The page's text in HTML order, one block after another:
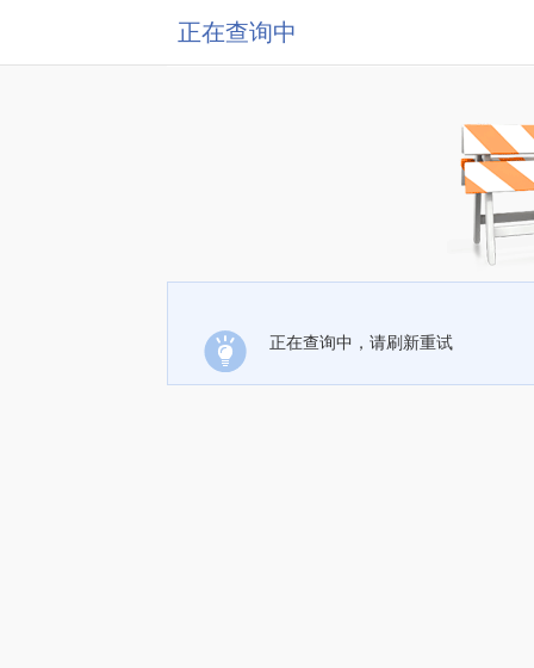
正在查询中
正在查询中，请刷新重试